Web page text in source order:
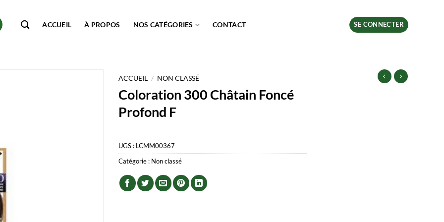
ACCUEIL À PROPOS NOS CATÉGORIES CONTACT SE CONNECTER
ACCUEIL / NON CLASSÉ
Coloration 300 Châtain Foncé
Profond F
UGS : LCMM00367
Catégorie : Non classé